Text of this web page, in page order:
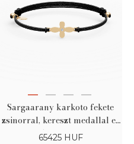
Sargaarany karkoto fekete
zsinorral, kereszt medallal es
0.005ct gyemanttal
65425 HUF